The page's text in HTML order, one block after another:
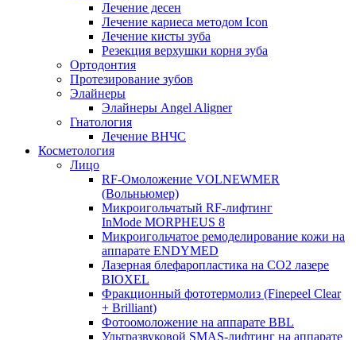
Лечение десен
Лечение кариеса методом Icon
Лечение кисты зуба
Резекция верхушки корня зуба
Ортодонтия
Протезирование зубов
Элайнеры
Элайнеры Angel Aligner
Гнатология
Лечение ВНЧС
Косметология
Лицо
RF-Омоложение VOLNEWMER
(Вольньюмер)
Микроигольчатый RF-лифтинг
InMode MORPHEUS 8
Микроигольчатое ремоделирование кожи на
аппарате ENDYMED
Лазерная блефаропластика на CO2 лазере
BIOXEL
Фракционный фототермолиз (Finepeel Clear
+ Brilliant)
Фотоомоложение на аппарате BBL
Ультразвуковой SMAS-лифтинг на аппарате